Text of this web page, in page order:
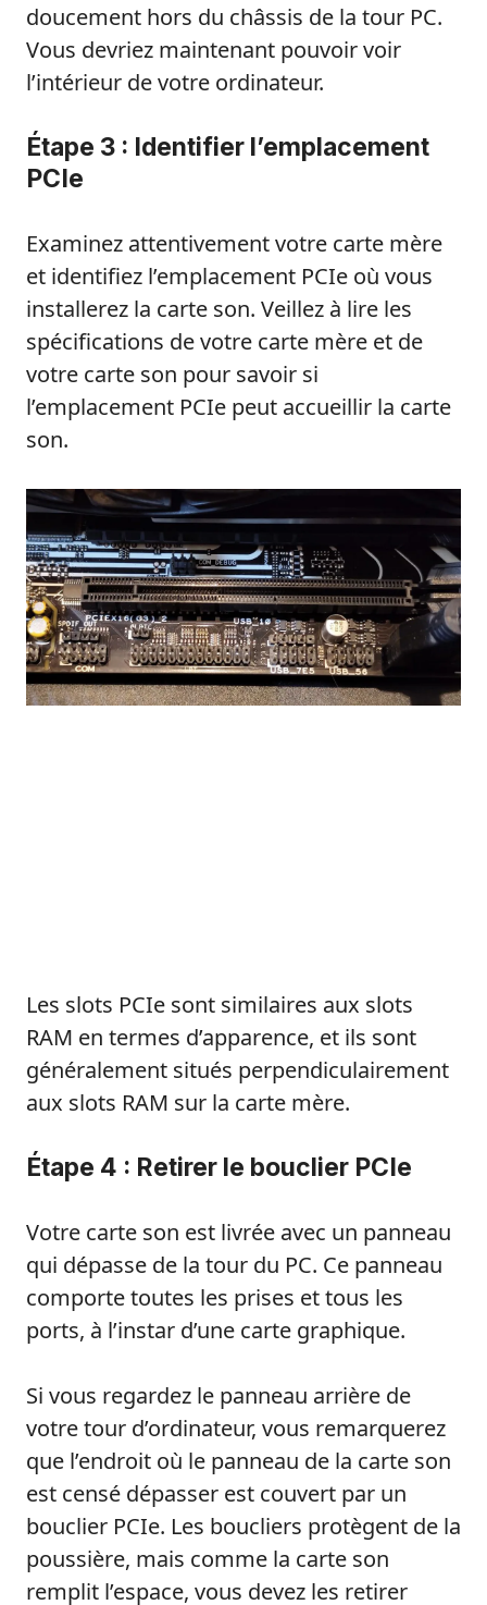
doucement hors du châssis de la tour PC.
Vous devriez maintenant pouvoir voir
l’intérieur de votre ordinateur.
Étape 3 : Identifier l’emplacement
PCIe
Examinez attentivement votre carte mère
et identifiez l’emplacement PCIe où vous
installerez la carte son. Veillez à lire les
spécifications de votre carte mère et de
votre carte son pour savoir si
l’emplacement PCIe peut accueillir la carte
son.
Les slots PCIe sont similaires aux slots
RAM en termes d’apparence, et ils sont
généralement situés perpendiculairement
aux slots RAM sur la carte mère.
Étape 4 : Retirer le bouclier PCIe
Votre carte son est livrée avec un panneau
qui dépasse de la tour du PC. Ce panneau
comporte toutes les prises et tous les
ports, à l’instar d’une carte graphique.
Si vous regardez le panneau arrière de
votre tour d’ordinateur, vous remarquerez
que l’endroit où le panneau de la carte son
est censé dépasser est couvert par un
bouclier PCIe. Les boucliers protègent de la
poussière, mais comme la carte son
remplit l’espace, vous devez les retirer